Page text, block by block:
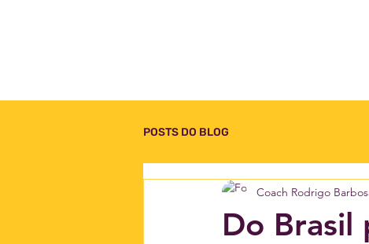
POSTS DO BLOG
Do Brasil
Coach Rodrigo